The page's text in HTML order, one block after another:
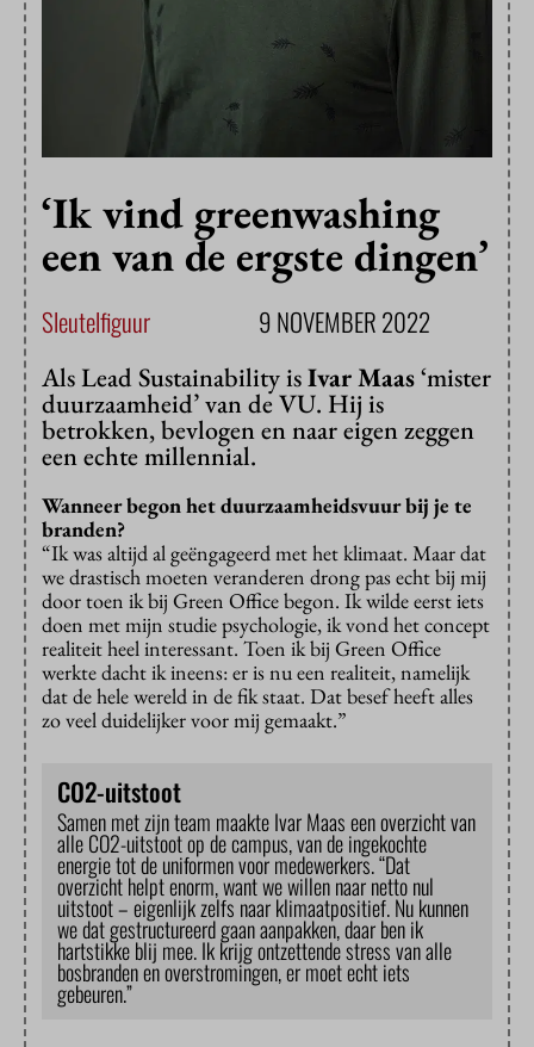
‘Ik vind greenwashing
een van de ergste dingen’
Sleutelfiguur 9 NOVEMBER 2022
Als Lead Sustainability isIvar Maas‘mister
duurzaamheid’ van de VU. Hij is
betrokken, bevlogen en naar eigen zeggen
een echte millennial.
Wanneer begon het duurzaamheidsvuur bij je te
branden?
“Ik was altijd al geëngageerd met het klimaat. Maar dat
we drastisch moeten veranderen drong pas echt bij mij
door toen ik bij Green Office begon. Ik wilde eerst iets
doen met mijn studie psychologie, ik vond het concept
realiteit heel interessant. Toen ik bij Green Office
werkte dacht ik ineens: er is nu een realiteit, namelijk
dat de hele wereld in de fik staat. Dat besef heeft alles
zo veel duidelijker voor mij gemaakt.”
CO2-uitstoot
Samen met zijn team maakte Ivar Maas een overzicht van
alle CO2-uitstoot op de campus, van de ingekochte
energie tot de uniformen voor medewerkers. “Dat
overzicht helpt enorm, want we willen naar netto nul
uitstoot – eigenlijk zelfs naar klimaatpositief. Nu kunnen
we dat gestructureerd gaan aanpakken, daar ben ik
hartstikke blij mee. Ik krijg ontzettende stress van alle
bosbranden en overstromingen, er moet echt iets
gebeuren.”